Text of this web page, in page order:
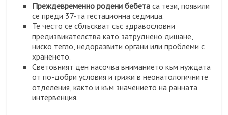
Преждевременно родени бебета са тези, появили
се преди 37-та гестационна седмица.
Те често се сблъскват със здравословни
предизвикателства като затруднено дишане,
ниско тегло, недоразвити органи или проблеми с
храненето.
Световният ден насочва вниманието към нуждата
от по-добри условия и грижи в неонатологичните
отделения, както и към значението на ранната
интервенция.